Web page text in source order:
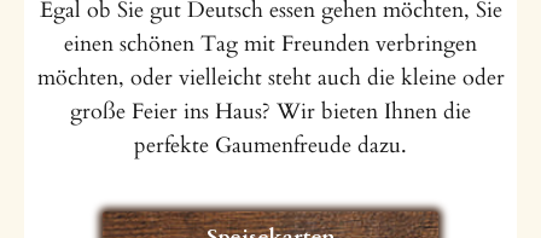
Egal ob Sie gut Deutsch essen gehen möchten, Sie
einen schönen Tag mit Freunden verbringen
möchten, oder vielleicht steht auch die kleine oder
große Feier ins Haus? Wir bieten Ihnen die
perfekte Gaumenfreude dazu.